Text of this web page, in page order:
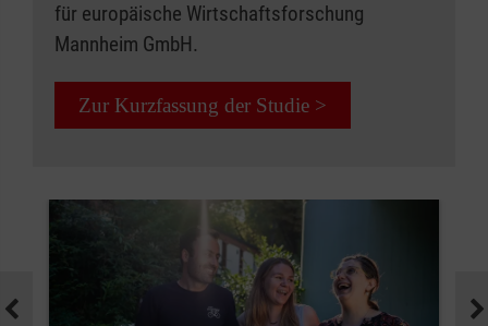
für europäische Wirtschaftsforschung
Mannheim GmbH.
Zur Kurzfassung der Studie >